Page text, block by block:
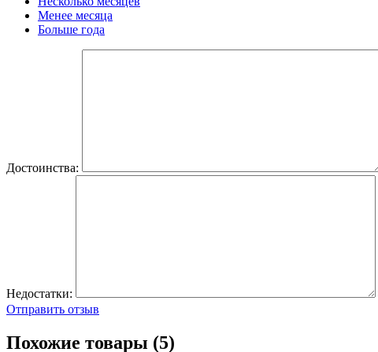
Менее месяца
Больше года
Достоинства:
Недостатки:
Отправить отзыв
Похожие товары (5)